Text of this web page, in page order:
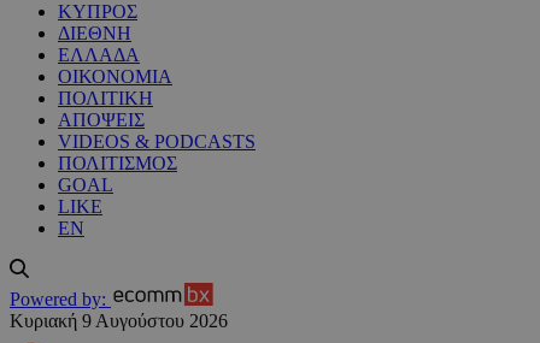
ΚΥΠΡΟΣ
ΔΙΕΘΝΗ
ΕΛΛΑΔΑ
ΟΙΚΟΝΟΜΙΑ
ΠΟΛΙΤΙΚΗ
ΑΠΟΨΕΙΣ
VIDEOS & PODCASTS
ΠΟΛΙΤΙΣΜΟΣ
GOAL
LIKE
EN
Powered by:
Κυριακή 9 Αυγούστου 2026